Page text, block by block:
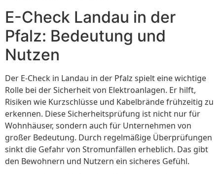
E-Check Landau in der
Pfalz: Bedeutung und
Nutzen
Der E-Check in Landau in der Pfalz spielt eine wichtige
Rolle bei der Sicherheit von Elektroanlagen. Er hilft,
Risiken wie Kurzschlüsse und Kabelbrände frühzeitig zu
erkennen. Diese Sicherheitsprüfung ist nicht nur für
Wohnhäuser, sondern auch für Unternehmen von
großer Bedeutung. Durch regelmäßige Überprüfungen
sinkt die Gefahr von Stromunfällen erheblich. Das gibt
den Bewohnern und Nutzern ein sicheres Gefühl.